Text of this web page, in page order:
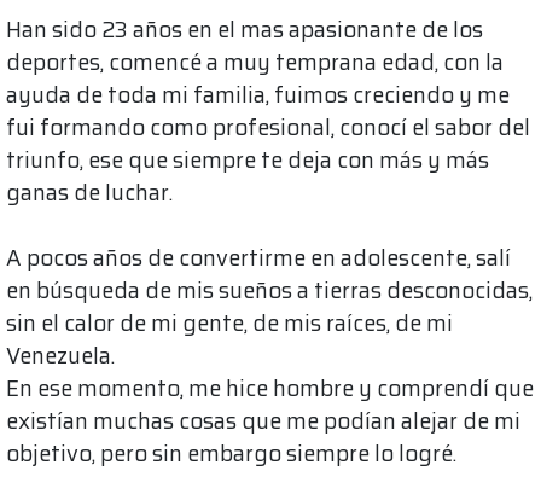
Han sido 23 años en el mas apasionante de los
deportes, comencé a muy temprana edad, con la
ayuda de toda mi familia, fuimos creciendo y me
fui formando como profesional, conocí el sabor del
triunfo, ese que siempre te deja con más y más
ganas de luchar.
A pocos años de convertirme en adolescente, salí
en búsqueda de mis sueños a tierras desconocidas,
sin el calor de mi gente, de mis raíces, de mi
Venezuela.
En ese momento, me hice hombre y comprendí que
existían muchas cosas que me podían alejar de mi
objetivo, pero sin embargo siempre lo logré.